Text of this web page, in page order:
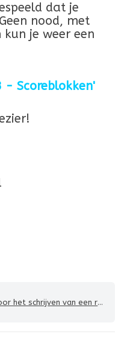
dat je
nood, met
kun je weer een
- Scoreblokken'
schrijven van een review